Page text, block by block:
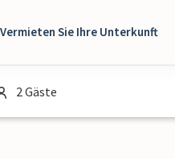
Vermieten Sie Ihre Unterkunft
2 Gäste